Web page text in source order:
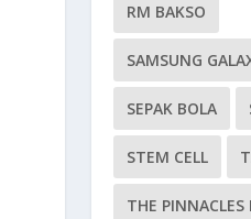
RM BAKSO
SAMSUNG
SEPAK BOLA
STEM CELL
THE PINNACLES